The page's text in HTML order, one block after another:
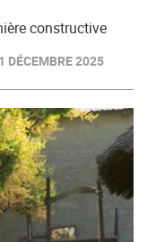
constructive
DÉCEMBRE 2025